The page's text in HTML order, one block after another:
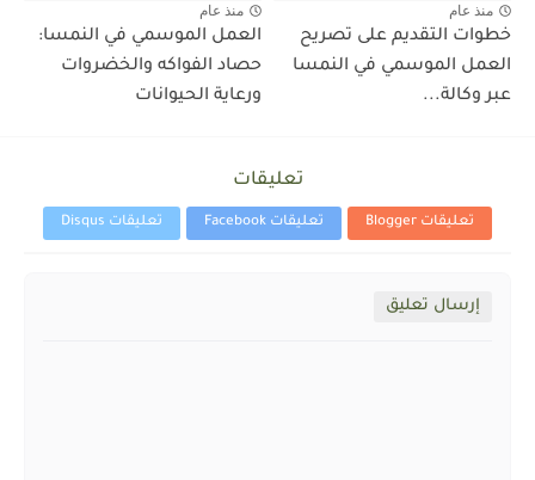
منذ عام
خطوات التقديم على تصريح
العمل الموسمي في النمسا
عبر وكالة...
منذ عام
العمل الموسمي في النمسا:
حصاد الفواكه والخضروات
ورعاية الحيوانات
تعليقات
تعليقات Blogger تعليقات Facebook تعليقات Disqus
إرسال تعليق